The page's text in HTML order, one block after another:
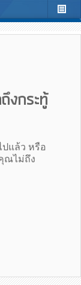
ถึงกระทู้
แล้ว หรือ
ณไม่ถึง